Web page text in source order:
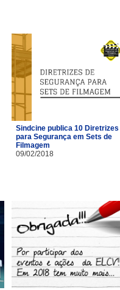
Sindcine publica 10 Diretrizes
para Segurança em Sets de
Filmagem
09/02/2018